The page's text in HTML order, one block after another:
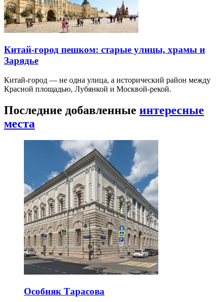
Китай-город пешком: старые улицы, храмы и
Зарядье
Китай-город — не одна улица, а исторический район между
Красной площадью, Лубянкой и Москвой-рекой.
Последние добавленные интересные
места
Особняк Тарасова